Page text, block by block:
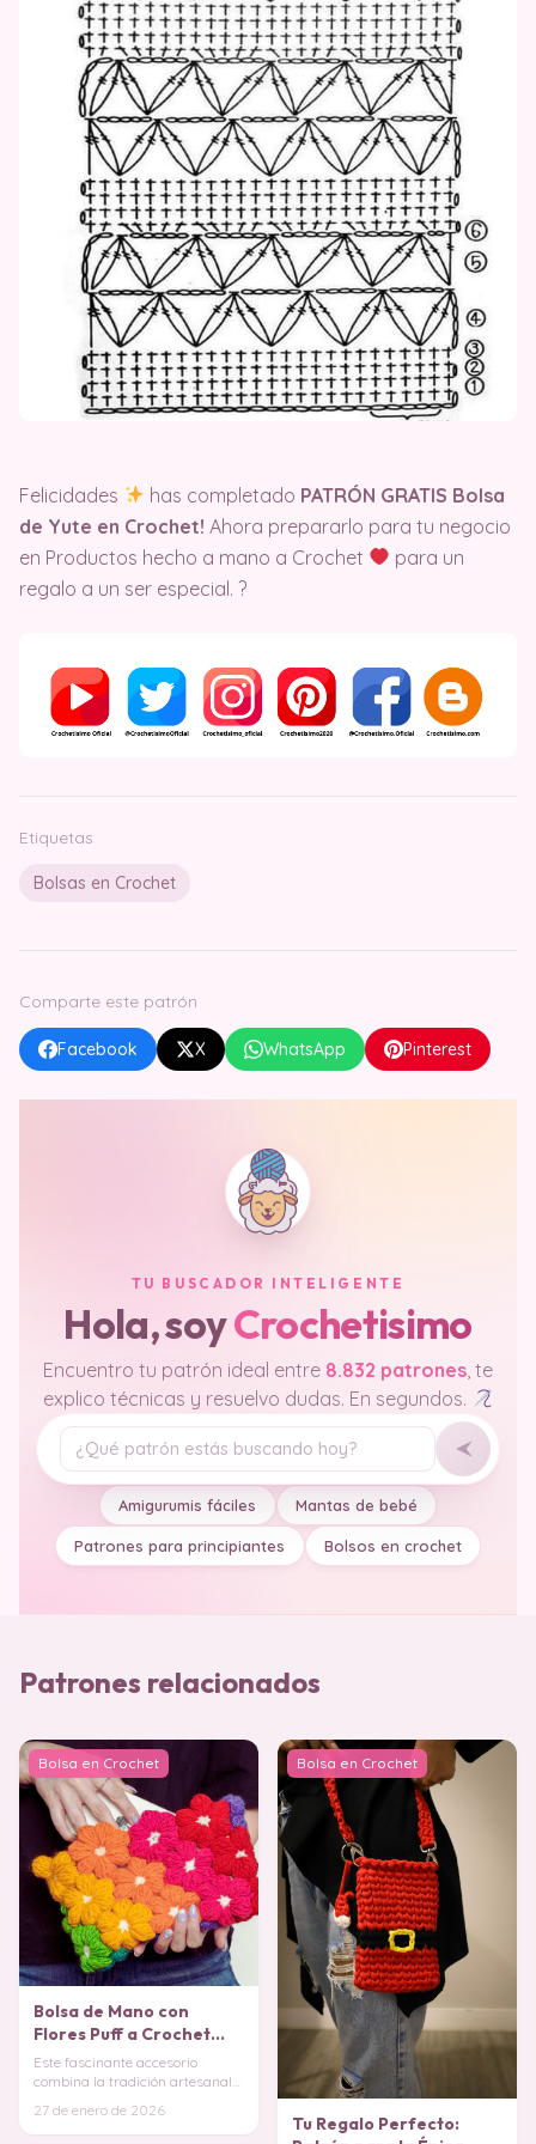
Felicidades has completado PATRÓN GRATIS Bolsa
de Yute en Crochet! Ahora prepararlo para tu negocio
en Productos hecho a mano a Crochet
para un
regalo a un ser especial. ?
Etiquetas
Bolsas en Crochet
Comparte este patrón
Facebook X WhatsApp Pinterest
TU BUSCADOR INTELIGENTE
Hola, soyCrochetisimo
Encuentro tu patrón ideal entre 8.832 patrones , te
explico técnicas y resuelvo dudas. En segundos.
Tu pregunta
Amigurumis fáciles Mantas de bebé
Patrones para principiantes Bolsos en crochet
Patrones relacionados
Bolsa en Crochet
Bolsa de Mano con
Flores Puff a Crochet
Patrón Gratis
Este fascinante accesorio
combina la tradición artesanal
contemporáneo lle
27 de enero de 2026
Bolsa en Crochet
Tu Regalo Perfecto: